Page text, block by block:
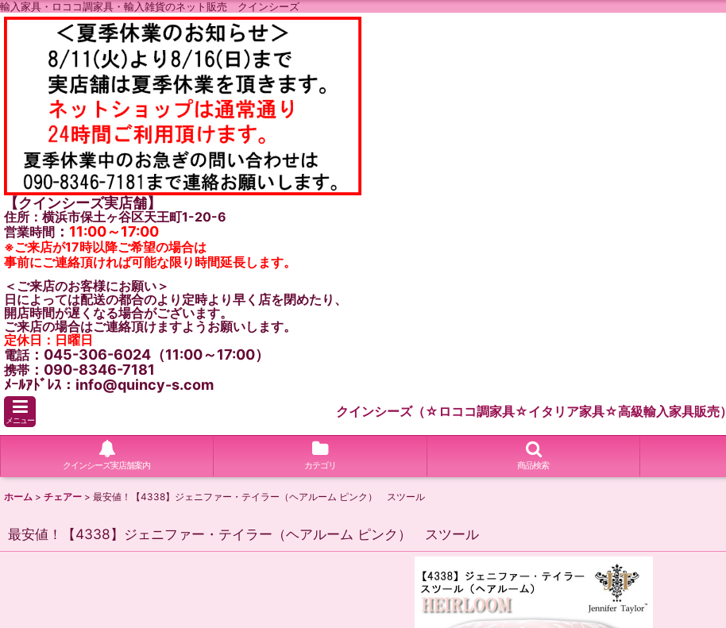
輸入家具・ロココ調家具・輸入雑貨のネット販売 クインシーズ
【クインシーズ実店舗】
住所：横浜市保土ヶ谷区天王町1-20-6
営業時間 ： 11:00～17:00
※ご来店が17時以降ご希望の場合は
事前にご連絡頂ければ可能な限り時間延長します。
＜ご来店のお客様にお願い＞
日によっては配送の都合のより定時より早く店を閉めたり、
開店時間が遅くなる場合がございます。
ご来店の場合はご連絡頂けますようお願いします。
定休日：日曜日
電話：045-306-6024（11:00～17:00）
携帯 ：090-8346-7181
ﾒｰﾙｱﾄﾞﾚｽ：info@quincy-s.com
メニュー
クインシーズ（☆ロココ調家具☆イタリア家具☆高級輸入家具販売）
クインシーズ実店舗案内 カテゴリ 商品検索
ホーム > チェアー > 最安値！【4338】ジェニファー・テイラー（ヘアルーム ピンク） スツール
最安値！【4338】ジェニファー・テイラー（ヘアルーム ピンク） スツール